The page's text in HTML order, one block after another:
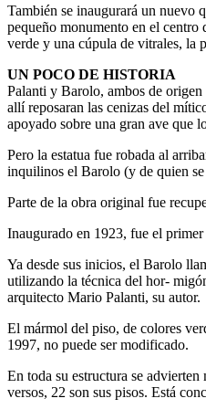
También se inaugurará un nuevo
pequeño monumento en el
verde y una cúpula de vitrales, la
UN POCO DE HISTORIA
Palanti y Barolo, ambos de
allí reposaran las cenizas del
apoyado sobre una gran ave que
Pero la estatua fue robada al
inquilinos el Barolo (y de quien
Parte de la obra original fue
Inaugurado en 1923, fue el
Ya desde sus inicios, el Barolo
utilizando la técnica del hor-
arquitecto Mario Palanti, su autor.
El mármol del piso, de colores
1997, no puede ser modificado.
En toda su estructura se
versos, 22 son sus pisos. Está